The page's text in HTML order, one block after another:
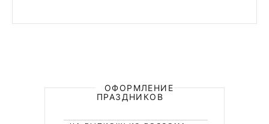
ОФОРМЛЕНИЕ
ПРАЗДНИКОВ